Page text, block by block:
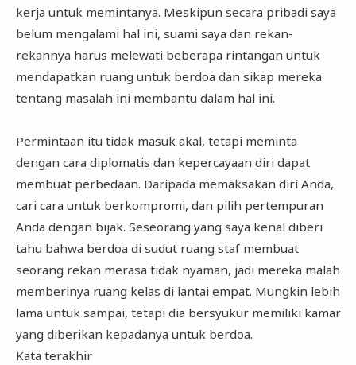
kerja untuk memintanya. Meskipun secara pribadi saya
belum mengalami hal ini, suami saya dan rekan-
rekannya harus melewati beberapa rintangan untuk
mendapatkan ruang untuk berdoa dan sikap mereka
tentang masalah ini membantu dalam hal ini.
Permintaan itu tidak masuk akal, tetapi meminta
dengan cara diplomatis dan kepercayaan diri dapat
membuat perbedaan. Daripada memaksakan diri Anda,
cari cara untuk berkompromi, dan pilih pertempuran
Anda dengan bijak. Seseorang yang saya kenal diberi
tahu bahwa berdoa di sudut ruang staf membuat
seorang rekan merasa tidak nyaman, jadi mereka malah
memberinya ruang kelas di lantai empat. Mungkin lebih
lama untuk sampai, tetapi dia bersyukur memiliki kamar
yang diberikan kepadanya untuk berdoa.
Kata terakhir